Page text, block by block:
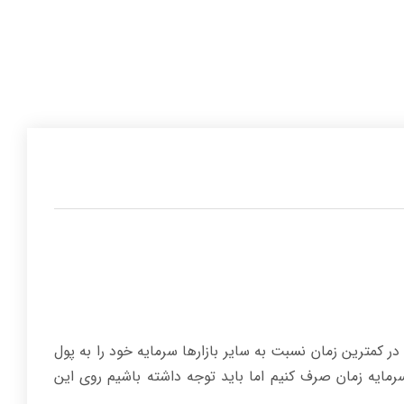
کمترین زمان نسبت به سایر بازارها سرمایه خود را به پول
زمان صرف کنیم اما باید توجه داشته باشیم روی این